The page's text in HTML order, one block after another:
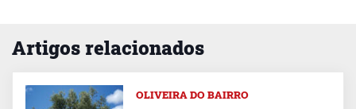
Artigos relacionados
OLIVEIRA DO BAIRRO